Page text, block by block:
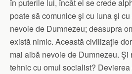
în puterile lui, încât el se crede
poate să comunice şi cu luna şi
nevoie de Dumnezeu; deasupra
există nimic. Această civilizaţie
mai aibă nevoie de Dumnezeu. Şi
tehnic cu omul socialist?